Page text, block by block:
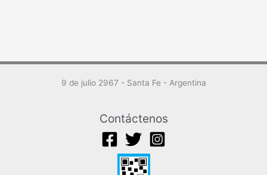
9 de julio 2967 - Santa Fe - Argentina
Contáctenos